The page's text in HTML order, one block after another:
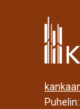
Puhelin: